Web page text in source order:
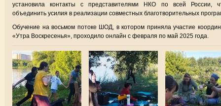
установила контакты с представителями НКО по всей России,
объединить усилия в реализации совместных благотворительных
Обучение на восьмом потоке ШОД, в котором приняла участие
«Утра Воскресенья», проходило онлайн с февраля по май 2025 года.